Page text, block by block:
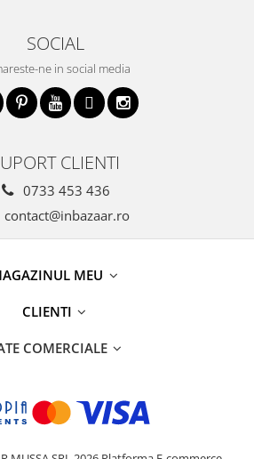
SOCIAL
ne in social media
CLIENTI
0733 453 436
contact@inbazaar.ro
MEU
CLIENTI
COMERCIALE